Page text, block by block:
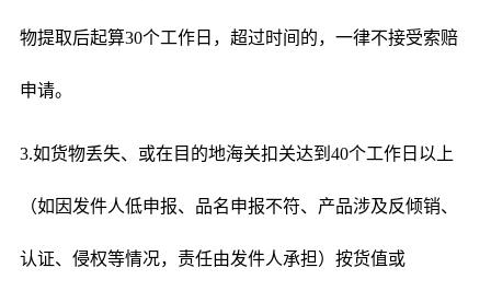
物提取后起算30个工作日，超过时间的，一律不接受索赔
申请。
3.如货物丢失、或在目的地海关扣关达到40个工作日以上
（如因发件人低申报、品名申报不符、产品涉及反倾销、
认证、侵权等情况，责任由发件人承担）按货值或